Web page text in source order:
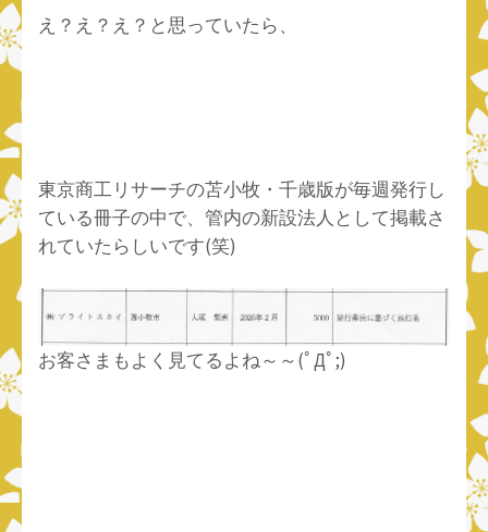
え？え？え？と思っていたら、
東京商工リサーチの苫小牧・千歳版が毎週発行し
ている冊子の中で、管内の新設法人として掲載さ
れていたらしいです(笑)
お客さまもよく見てるよね～～(ﾟДﾟ;)